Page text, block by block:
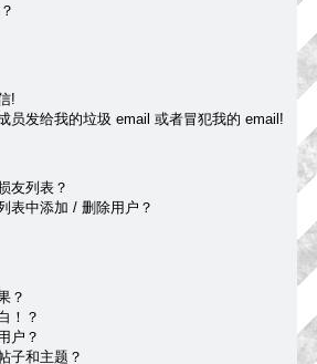
!
员发给我的垃圾 email 或者冒犯我的 email!
友列表？
表中添加 / 删除用户？
？
！？
户？
子和主题？